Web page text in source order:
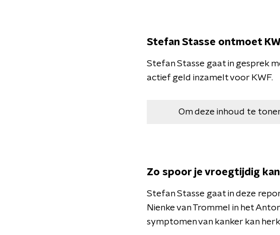
Stefan Stasse ontmoet
Stefan Stasse gaat in gesprek
actief geld inzamelt voor KWF.
Om deze inhoud te
Zo spoor je vroegtijdig
Stefan Stasse gaat in deze
Nienke van Trommel in het
symptomen van kanker kan